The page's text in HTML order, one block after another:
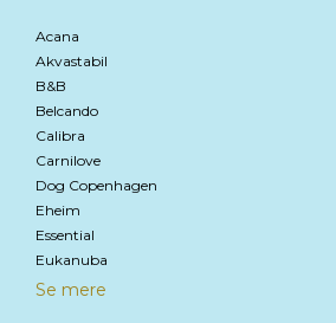
Acana
Akvastabil
B&B
Belcando
Calibra
Carnilove
Dog Copenhagen
Eheim
Essential
Eukanuba
Se mere